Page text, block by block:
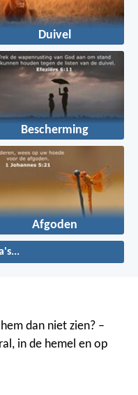
Duivel
Bescherming
Afgoden
dan niet zien? –
in de hemel en op